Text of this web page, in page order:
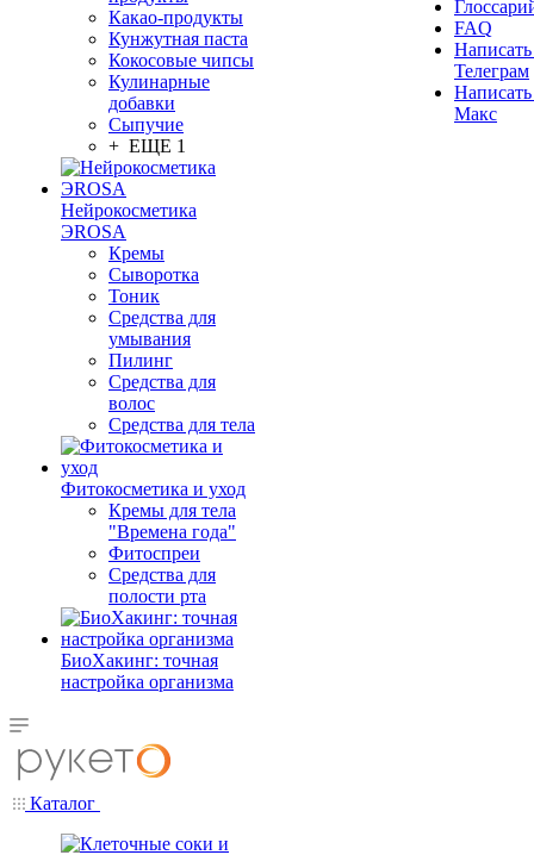
Какао-продукты
Кунжутная паста
Кокосовые чипсы
Кулинарные
добавки
Сыпучие
+ ЕЩЕ 1
Нейрокосметика
ЭROSA
Кремы
Сыворотка
Тоник
Средства для
умывания
Пилинг
Средства для
волос
Средства для тела
Фитокосметика и уход
Кремы для тела
"Времена года"
Фитоспреи
Средства для
полости рта
БиоХакинг: точная
настройка организма
FAQ
Телеграм
Макс
Каталог